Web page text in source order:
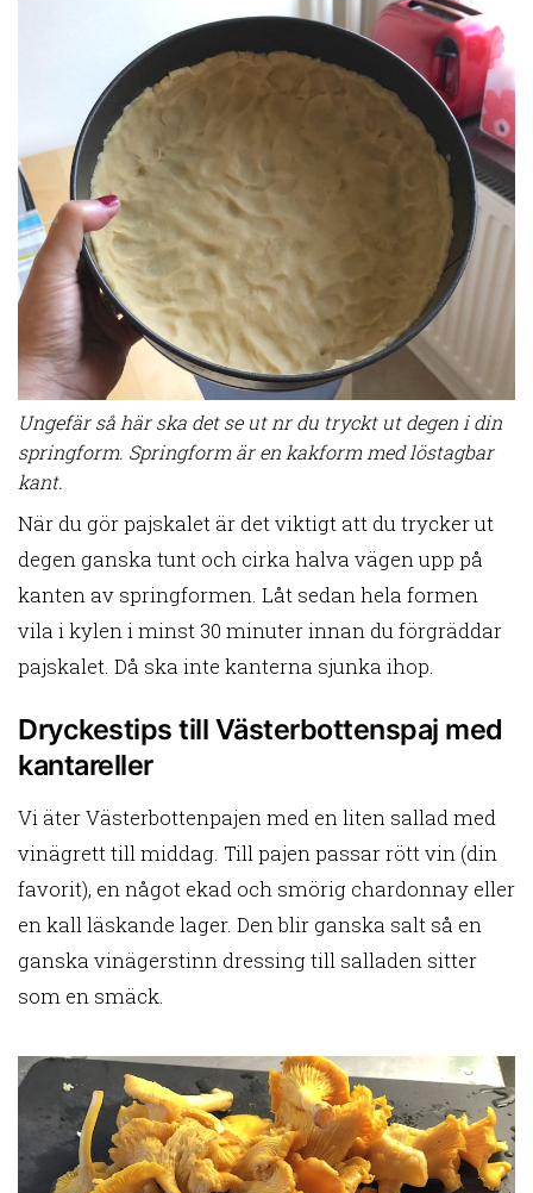
Ungefär så här ska det se ut nr du tryckt ut degen i din
springform. Springform är en kakform med löstagbar
kant.
När du gör pajskalet är det viktigt att du trycker ut
degen ganska tunt och cirka halva vägen upp på
kanten av springformen. Låt sedan hela formen
vila i kylen i minst 30 minuter innan du förgräddar
pajskalet. Då ska inte kanterna sjunka ihop.
Dryckestips till Västerbottenspaj med
kantareller
Vi äter Västerbottenpajen med en liten sallad med
vinägrett till middag. Till pajen passar rött vin (din
favorit), en något ekad och smörig chardonnay eller
en kall läskande lager. Den blir ganska salt så en
ganska vinägerstinn dressing till salladen sitter
som en smäck.